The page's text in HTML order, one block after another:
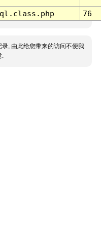
76
, 由此给您带来的访问不便我
.